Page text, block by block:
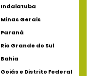
Indaiatuba
Minas Gerais
Paraná
Rio Grande do Sul
Bahia
Goiás e Distrito Federal